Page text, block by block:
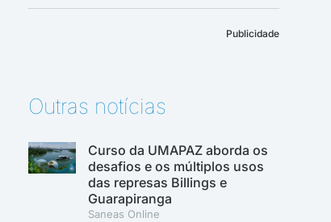
Publicidade
Outras notícias
Curso da UMAPAZ aborda os
desafios e os múltiplos usos
das represas Billings e
Guarapiranga
Saneas Online